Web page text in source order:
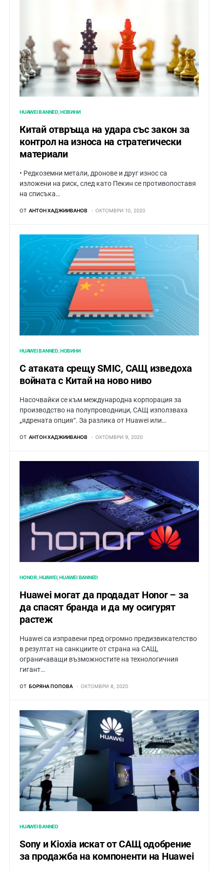
HUAWEI BANNED НОВИНИ
Китай отвръща на удара със закон за
контрол на износа на стратегически
материали
• Редкоземни метали, дронове и друг износ са
изложени на риск, след като Пекин се противопоставя
на списъка…
ОТ АНТОН ХАДЖИИВАНОВ ОКТОМВРИ 10, 2020
HUAWEI BANNED НОВИНИ
С атаката срещу SMIC, САЩ изведоха
войната с Китай на ново ниво
Насочвайки се към международна корпорация за
производство на полупроводници, САЩ използваха
„ядрената опция“. За разлика от Huawei или…
ОТ АНТОН ХАДЖИИВАНОВ ОКТОМВРИ 9, 2020
HONOR HUAWEI HUAWEI BANNED
Huawei могат да продадат Honor – за
да спасят бранда и да му осигурят
растеж
Huawei са изправени пред огромно предизвикателство
в резултат на санкциите от страна на САЩ,
ограничаващи възможностите на технологичния
гигант…
ОТ БОРЯНА ПОПОВА ОКТОМВРИ 8, 2020
HUAWEI BANNED
Sony и Kioxia искат от САЩ одобрение
за продажба на компоненти на Huawei